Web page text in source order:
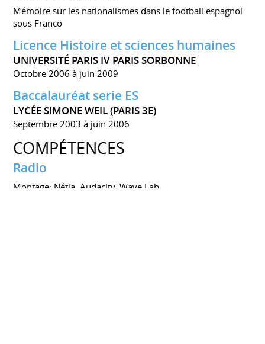
Mémoire sur les nationalismes dans le football espagnol
sous Franco
Licence Histoire et sciences humaines
UNIVERSITÉ PARIS IV PARIS SORBONNE
Octobre 2006 à juin 2009
Baccalauréat serie ES
LYCÉE SIMONE WEIL (PARIS 3E)
Septembre 2003 à juin 2006
COMPÉTENCES
Radio
Montage: Nétia, Audacity, Wave Lab